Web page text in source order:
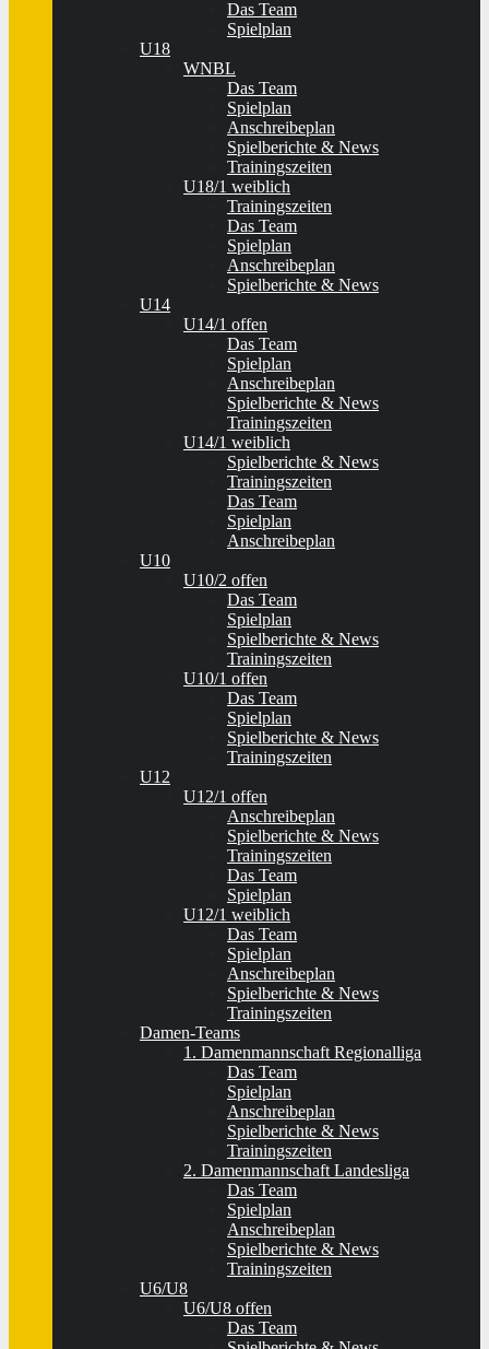
Das Team
Spielplan
U18
WNBL
Das Team
Spielplan
Anschreibeplan
Spielberichte & News
Trainingszeiten
U18/1 weiblich
Trainingszeiten
Das Team
Spielplan
Anschreibeplan
Spielberichte & News
U14
U14/1 offen
Das Team
Spielplan
Anschreibeplan
Spielberichte & News
Trainingszeiten
U14/1 weiblich
Spielberichte & News
Trainingszeiten
Das Team
Spielplan
Anschreibeplan
U10
U10/2 offen
Das Team
Spielplan
Spielberichte & News
Trainingszeiten
U10/1 offen
Das Team
Spielplan
Spielberichte & News
Trainingszeiten
U12
U12/1 offen
Anschreibeplan
Spielberichte & News
Trainingszeiten
Das Team
Spielplan
U12/1 weiblich
Das Team
Spielplan
Anschreibeplan
Spielberichte & News
Trainingszeiten
Damen-Teams
1. Damenmannschaft Regionalliga
Das Team
Spielplan
Anschreibeplan
Spielberichte & News
Trainingszeiten
2. Damenmannschaft Landesliga
Das Team
Spielplan
Anschreibeplan
Spielberichte & News
Trainingszeiten
U6/U8
U6/U8 offen
Das Team